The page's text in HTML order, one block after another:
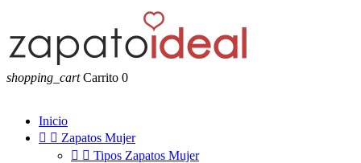
shopping_cart Carrito 0
Inicio
  Zapatos Mujer
  Tipos Zapatos Mujer